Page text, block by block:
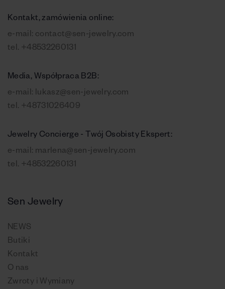
Kontakt, zamówienia online:
e-mail: contact@sen-jewelry.com
tel. +48532260131
Media, Współpraca B2B:
e-mail: lukasz@sen-jewelry.com
tel. +48731026409
Jewelry Concierge - Twój Osobisty Ekspert:
e-mail: marlena@sen-jewelry.com
tel. +48532260131
Sen Jewelry
NEWS
Butiki
Kontakt
O nas
Zwroty i Wymiany